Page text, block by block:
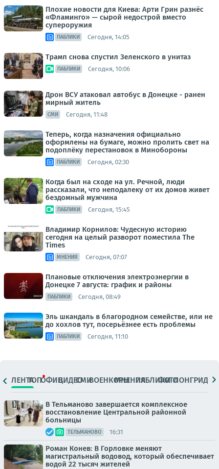
Плохие новости для Киева: Арти Грин разнёс
«Фламинго» — сырой недострой вместо
супероружия
ПАБЛИКИ Сегодня, 14:05
Трамп снова спустил Зеленского в унитаз
ПАБЛИКИ Сегодня, 10:06
Дрон ВСУ атаковал автобус в Донецке - ранен
мирный житель
СМИ Сегодня, 11:48
Теперь, когда назначения официально
оформлены на бумаге, можно пролить свет на
подоплёку перестановок в Минобороны
ПАБЛИКИ Сегодня, 02:30
Когда был на сходе на ул. Речной, люди
рассказали, что неподалеку от их домов живет
бездомный мужчина
ПАБЛИКИ Сегодня, 15:45
Владимир Корнилов: Чудесную историю
сегодня на целый разворот поместила The
Times
МНЕНИЯ Сегодня, 07:07
Плановые отключения электроэнергии в
Донецке 7 августа: график и районы
ПАБЛИКИ Сегодня, 08:49
Эль шкандаль в благородном семействе, или не
до хохлов тут, посерьёзнее есть проблемы
ПАБЛИКИ Сегодня, 11:10
ЛЕНТАТОПОФИЦ.ВИДЕОСМИВОЕНКОРЫМНЕНИЯПАБЛИКИ
ФОТОЛОНГРИДЫ
В Тельманово завершается комплексное
восстановление Центральной районной
больницы
ТЕЛЬМАНОВО 16:31
Роман Конев: В Горловке меняют
магистральный водовод, который обеспечивает
водой 22 тысяч жителей